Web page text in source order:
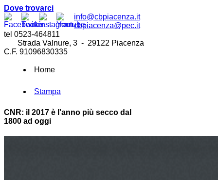
Dove trovarci
info@cbpiacenza.it
cbpiacenza@pec.it
tel 0523-464811
Strada Valnure, 3 - 29122 Piacenza
C.F. 91096830335
Home
Stampa
CNR: il 2017 è l'anno più secco dal
1800 ad oggi